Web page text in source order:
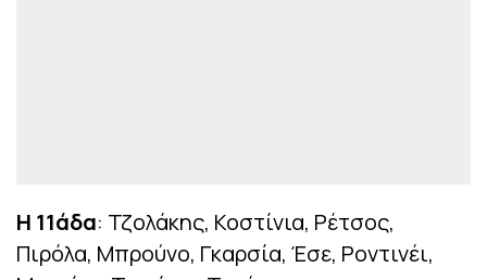
Η 11άδα: Τζολάκης, Κοστίνια, Ρέτσος,
Πιρόλα, Μπρούνο, Γκαρσία, Έσε, Ροντινέι,